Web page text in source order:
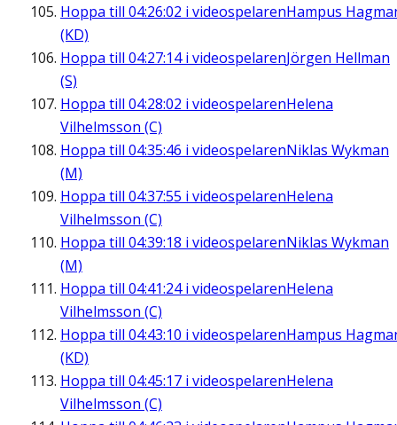
Hoppa till 04:26:02 i videospelarenHampus
(KD)
Hoppa till 04:27:14i videospelarenJörgen Hellman
(S)
Hoppa till 04:28:02 i videospelarenHelena
Vilhelmsson (C)
Hoppa till 04:35:46 i videospelarenNiklas Wykman
(M)
Hoppa till 04:37:55 i videospelarenHelena
Vilhelmsson (C)
Hoppa till 04:39:18 i videospelarenNiklas Wykman
(M)
Hoppa till 04:41:24i videospelarenHelena
Vilhelmsson (C)
Hoppa till 04:43:10 i videospelarenHampus
(KD)
Hoppa till 04:45:17 i videospelarenHelena
Vilhelmsson (C)